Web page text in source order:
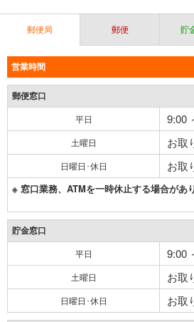
郵便局 郵便 貯
営業時間
郵便窓口
平日 9:00
土曜日 お取
日曜日･休日 お取
※ 窓口業務、ATMを一時休止する場合があ
貯金窓口
平日 9:00
土曜日 お取
日曜日･休日 お取